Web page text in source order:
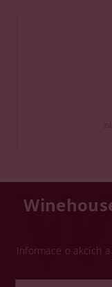
Informace o akcích